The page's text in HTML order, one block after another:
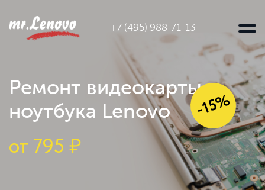
+7 (495) 988-71-13
Ремонт видеокарты
ноутбука Lenovo
от 795 ₽
-15%